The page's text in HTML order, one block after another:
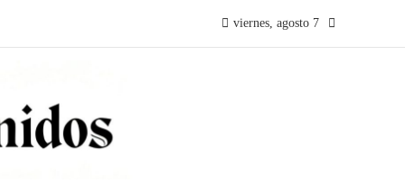
viernes, agosto 7